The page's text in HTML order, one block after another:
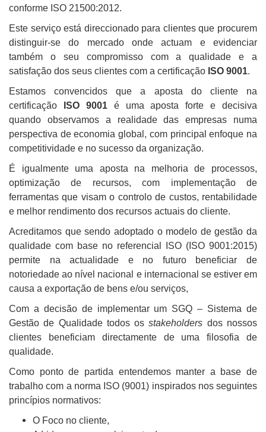
conforme ISO 21500:2012.
Este serviço está direccionado para clientes que procurem
distinguir-se do mercado onde actuam e evidenciar
também o seu compromisso com a qualidade e a
satisfação dos seus clientes com a certificação ISO 9001.
Estamos convencidos que a aposta do cliente na
certificação
ISO 9001é uma aposta forte e decisiva
quando observamos a realidade das empresas numa
perspectiva de economia global, com principal enfoque na
competitividade e no sucesso da organização.
É igualmente uma aposta na melhoria de processos,
optimização de recursos, com implementação de
ferramentas que visam o controlo de custos, rentabilidade
e melhor rendimento dos recursos actuais do cliente.
Acreditamos que sendo adoptado o modelo de gestão da
qualidade com base no referencial ISO (ISO 9001:2015)
permite na actualidade e no futuro beneficiar de
notoriedade ao nível nacional e internacional se estiver em
causa a exportação de bens e/ou serviços,
Com a decisão de implementar um SGQ – Sistema de
Gestão de Qualidade todos osstakeholders dos nossos
clientes beneficiam directamente de uma filosofia de
qualidade.
Como ponto de partida entendemos manter a base de
trabalho com a norma ISO (9001) inspirados nos seguintes
princípios normativos:
O Foco no cliente,